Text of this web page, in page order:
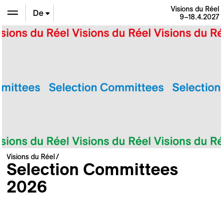
En
De
Visions du Réel
9–18.4.2027
Visions du Réel
Selection Committees
2026